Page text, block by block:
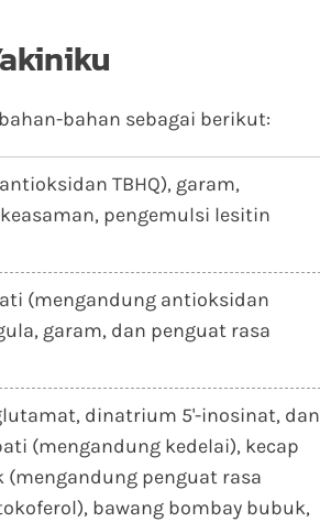
bahan sebagai berikut:
TBHQ), garam,
pengemulsi lesitin
(mengandung antioksidan
garam, dan penguat rasa
dinatrium 5'-inosinat, dan
(mengandung kedelai), kecap
penguat rasa
bawang bombay bubuk,